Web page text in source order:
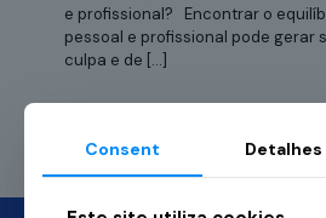
e profissional? Encontrar o
pessoal e profissional pode gerar
culpa e de […]
Consent Detalhes